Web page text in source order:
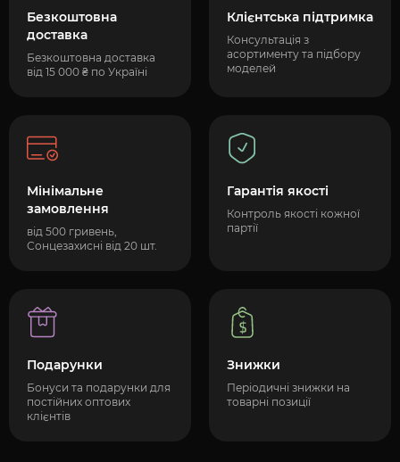
Безкоштовна
доставка
Безкоштовна доставка
від 15 000 ₴ по Україні
Клієнтська підтримка
Консультація з
асортименту та підбору
моделей
Мінімальне
замовлення
від 500 гривень,
Сонцезахисні від 20 шт.
Гарантія якості
Контроль якості кожної
партії
Подарунки
Бонуси та подарунки для
постійних оптових
клієнтів
Знижки
Періодичні знижки на
товарні позиції